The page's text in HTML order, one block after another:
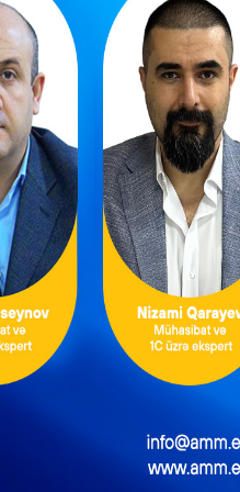
ƏDV ödəyicilərinə
mühüm yenilik –
Bəyannamələri vergi
orqanı özü dolduracaq